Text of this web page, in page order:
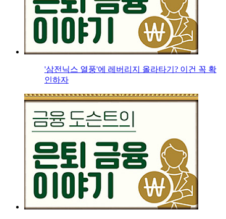
'삼전닉스 열풍'에 레버리지 올라타기? 이건 꼭 확
인하자